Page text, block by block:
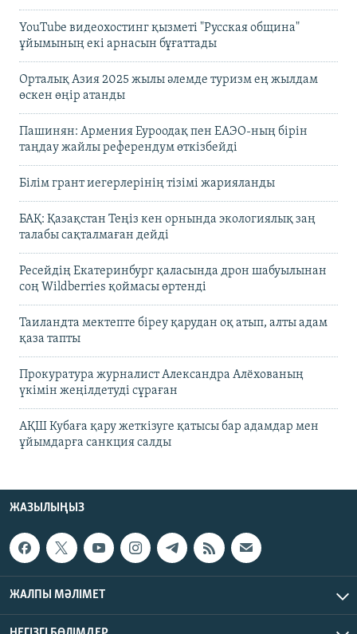
YouTube видеохостинг қызметі "Русская община"
ұйымының екі арнасын бұғаттады
Орталық Азия 2025 жылы әлемде туризм ең жылдам
өскен өңір атанды
Пашинян: Армения Еуроодақ пен ЕАЭО-ның бірін
таңдау жайлы референдум өткізбейді
Білім грант иегерлерінің тізімі жарияланды
БАҚ: Қазақстан Теңіз кен орнында экологиялық заң
талабы сақталмаған дейді
Ресейдің Екатеринбург қаласында дрон шабуылынан
соң Wildberries қоймасы өртенді
Таиландта мектепте біреу қарудан оқ атып, алты адам
қаза тапты
Прокуратура журналист Александра Алёхованың
үкімін жеңілдетуді сұраған
АҚШ Кубаға қару жеткізуге қатысы бар адамдар мен
ұйымдарға санкция салды
ЖАЗЫЛЫҢЫЗ
ЖАЛПЫ МӘЛІМЕТ